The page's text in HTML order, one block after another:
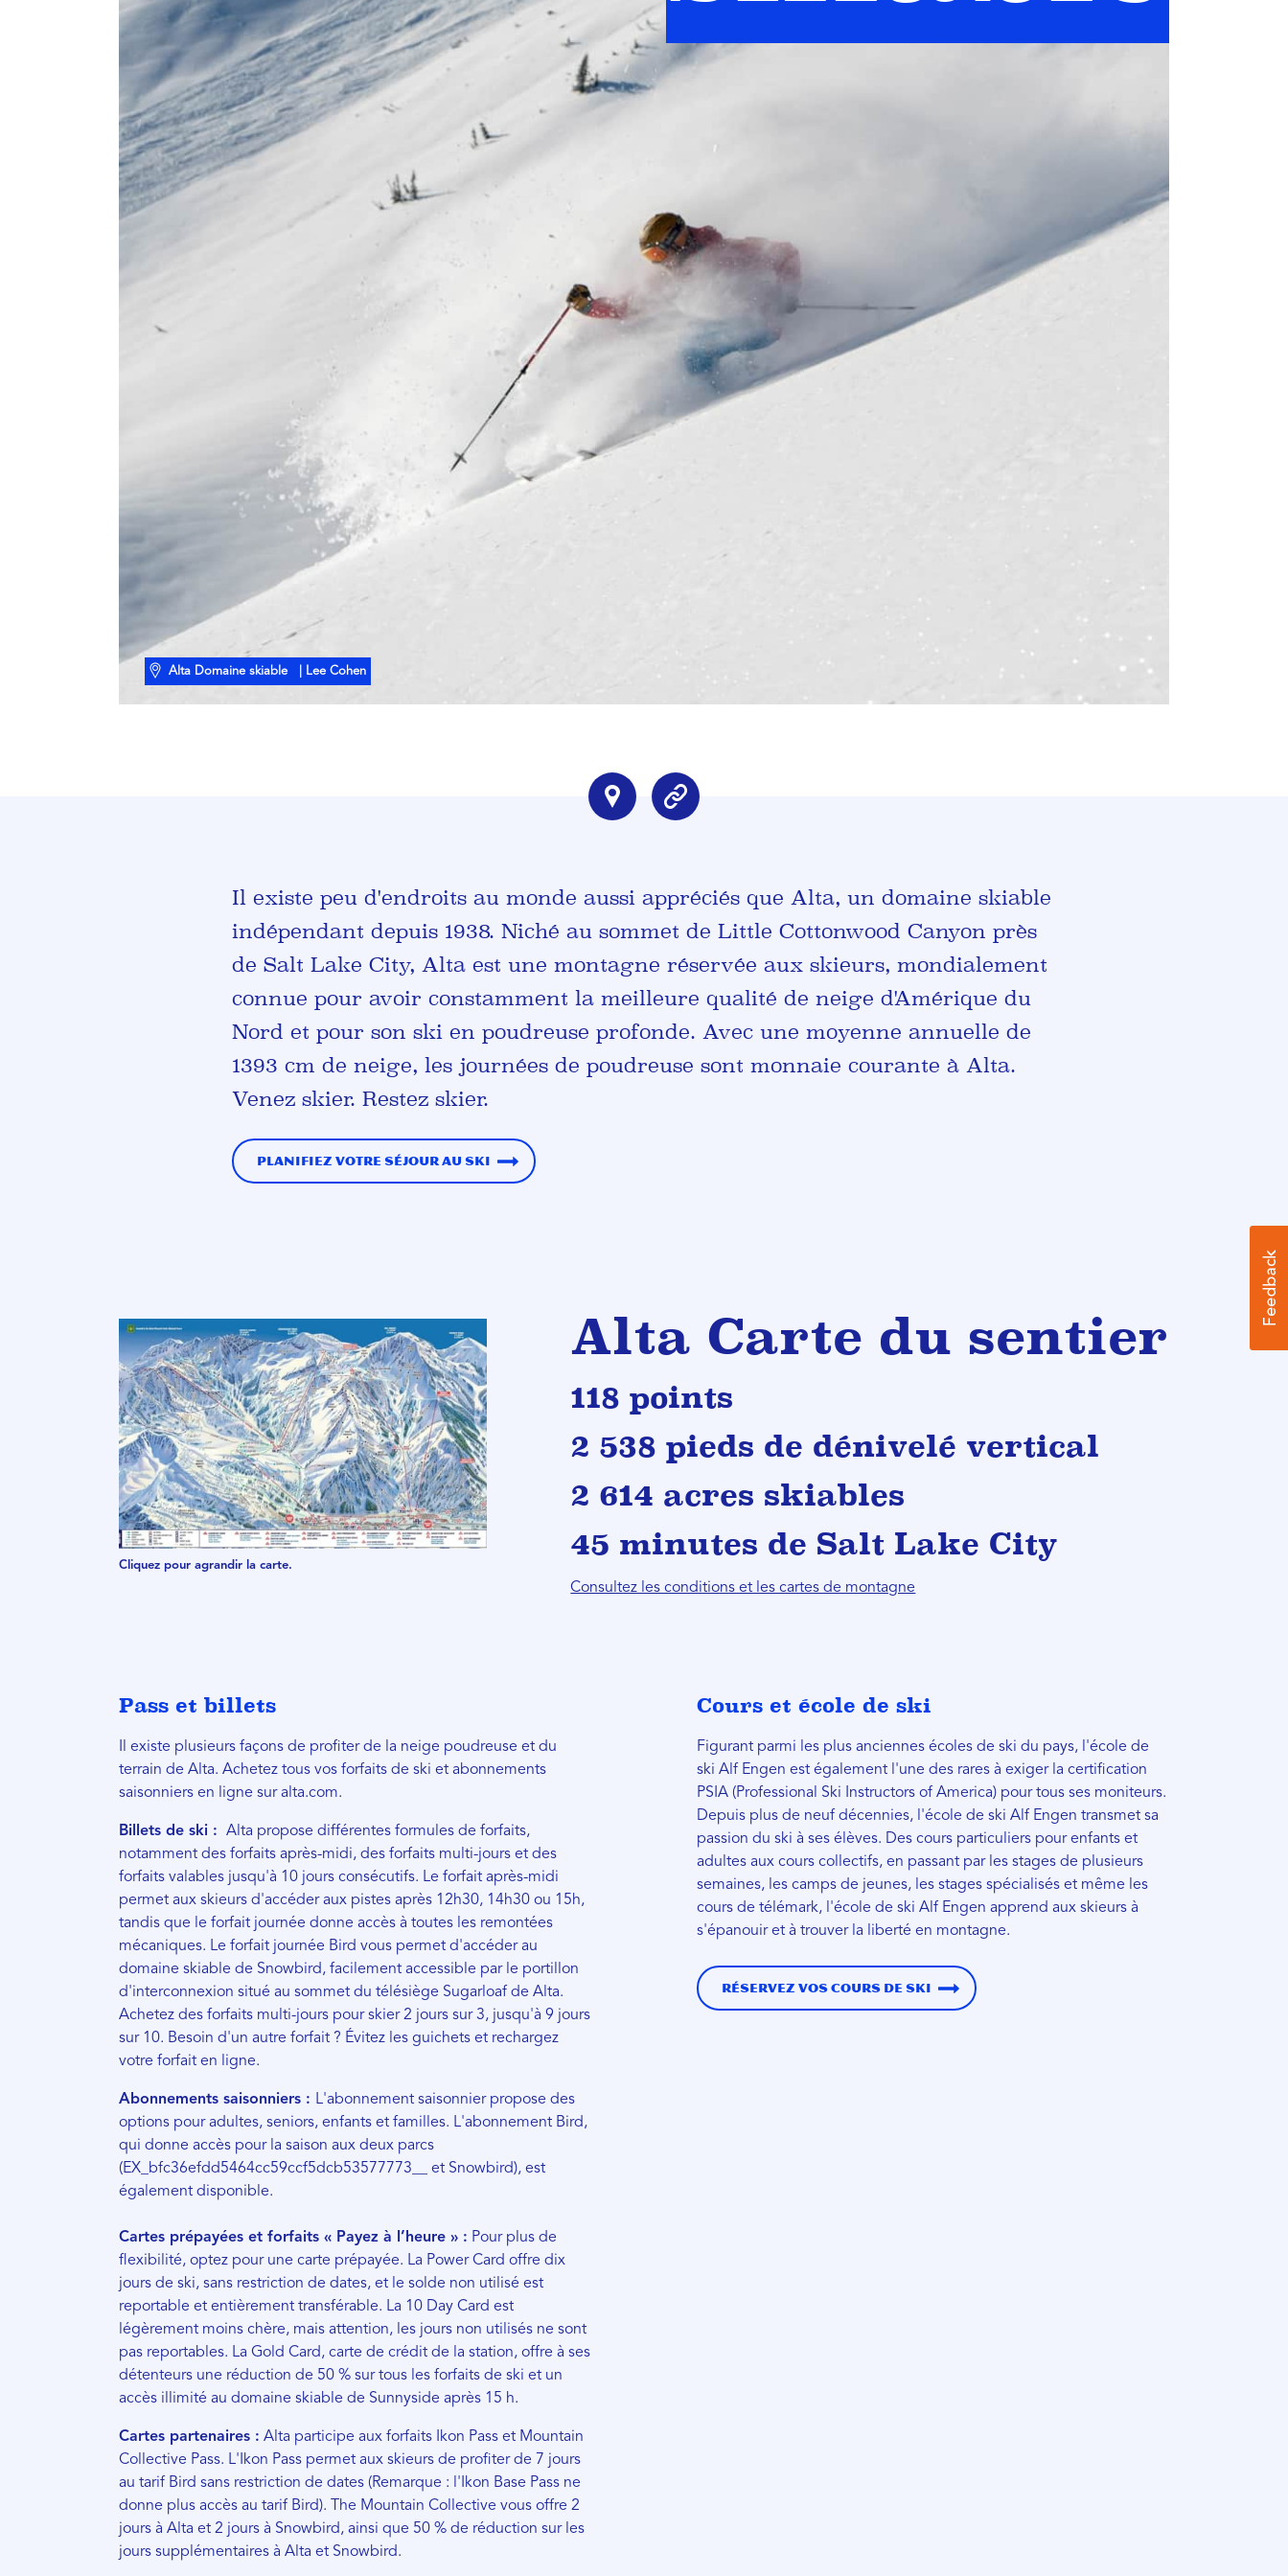
Alta Domaine skiable | Lee Cohen
Il existe peu d'endroits au monde aussi appréciés que Alta, un domaine skiable
indépendant depuis 1938. Niché au sommet de Little Cottonwood Canyon près
de Salt Lake City, Alta est une montagne réservée aux skieurs, mondialement
connue pour avoir constamment la meilleure qualité de neige d'Amérique du
Nord et pour son ski en poudreuse profonde. Avec une moyenne annuelle de
1393 cm de neige, les journées de poudreuse sont monnaie courante à Alta.
Venez skier. Restez skier.
Planifiez votre séjour au ski
Cliquez pour agrandir la carte.
Alta Carte du sentier
118 points
2 538 pieds de dénivelé vertical
2 614 acres skiables
45 minutes de Salt Lake City
Consultez les conditions et les cartes de montagne
Pass et billets
Il existe plusieurs façons de profiter de la neige poudreuse et du
terrain de Alta. Achetez tous vos forfaits de ski et abonnements
saisonniers en ligne sur alta.com.
Billets de ski :
Alta propose différentes formules de forfaits,
notamment des forfaits après-midi, des forfaits multi-jours et des
forfaits valables jusqu'à 10 jours consécutifs. Le forfait après-midi
permet aux skieurs d'accéder aux pistes après 12h30, 14h30 ou 15h,
tandis que le forfait journée donne accès à toutes les remontées
mécaniques. Le forfait journée Bird vous permet d'accéder au
domaine skiable de Snowbird, facilement accessible par le portillon
d'interconnexion situé au sommet du télésiège Sugarloaf de Alta.
Achetez des forfaits multi-jours pour skier 2 jours sur 3, jusqu'à 9 jours
sur 10. Besoin d'un autre forfait ? Évitez les guichets et rechargez
votre forfait en ligne.
Abonnements saisonniers : L'abonnement saisonnier propose des
options pour adultes, seniors, enfants et familles. L'abonnement Bird,
qui donne accès pour la saison aux deux parcs
(EX_bfc36efdd5464cc59ccf5dcb53577773__ et Snowbird), est
également disponible.
Cartes prépayées et forfaits « Payez à l’heure » : Pour plus de
flexibilité, optez pour une carte prépayée. La Power Card offre dix
jours de ski, sans restriction de dates, et le solde non utilisé est
reportable et entièrement transférable. La 10 Day Card est
légèrement moins chère, mais attention, les jours non utilisés ne sont
pas reportables. La Gold Card, carte de crédit de la station, offre à ses
détenteurs une réduction de 50 % sur tous les forfaits de ski et un
accès illimité au domaine skiable de Sunnyside après 15 h.
Cartes partenaires : Alta participe aux forfaits Ikon Pass et Mountain
Collective Pass. L'Ikon Pass permet aux skieurs de profiter de 7 jours
au tarif Bird sans restriction de dates (Remarque : l'Ikon Base Pass ne
donne plus accès au tarif Bird). The Mountain Collective vous offre 2
jours à Alta et 2 jours à Snowbird, ainsi que 50 % de réduction sur les
jours supplémentaires à Alta et Snowbird.
Cours et école de ski
Figurant parmi les plus anciennes écoles de ski du pays, l'école de
ski Alf Engen est également l'une des rares à exiger la certification
PSIA (Professional Ski Instructors of America) pour tous ses moniteurs.
Depuis plus de neuf décennies, l'école de ski Alf Engen transmet sa
passion du ski à ses élèves. Des cours particuliers pour enfants et
adultes aux cours collectifs, en passant par les stages de plusieurs
semaines, les camps de jeunes, les stages spécialisés et même les
cours de télémark, l'école de ski Alf Engen apprend aux skieurs à
s'épanouir et à trouver la liberté en montagne.
Réservez vos cours de ski